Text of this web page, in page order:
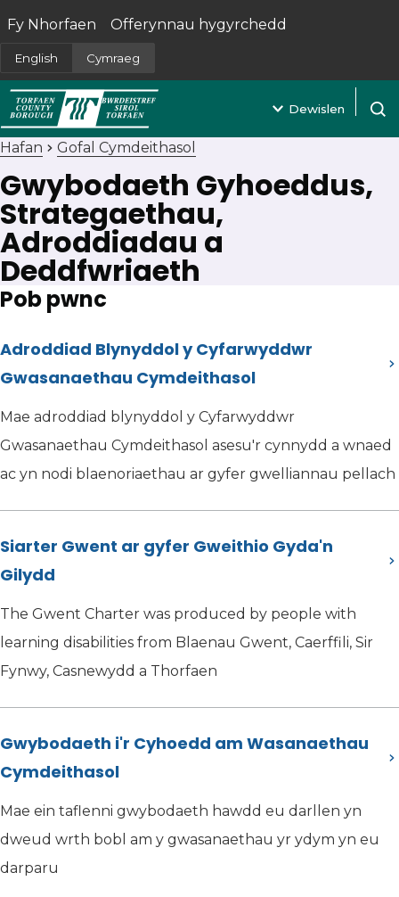
English Cymraeg
Fy Nhorfaen
(yn agor mewn tab newydd)
Offerynnau hygyrchedd
Dewislen
Hafan Gofal Cymdeithasol
Gwybodaeth Gyhoeddus,
Strategaethau,
Adroddiadau a
Deddfwriaeth
Pob pwnc
Adroddiad Blynyddol y Cyfarwyddwr
Gwasanaethau Cymdeithasol
Mae adroddiad blynyddol y Cyfarwyddwr
Gwasanaethau Cymdeithasol asesu'r cynnydd a wnaed
ac yn nodi blaenoriaethau ar gyfer gwelliannau pellach
Siarter Gwent ar gyfer Gweithio Gyda'n
Gilydd
The Gwent Charter was produced by people with
learning disabilities from Blaenau Gwent, Caerffili, Sir
Fynwy, Casnewydd a Thorfaen
Gwybodaeth i'r Cyhoedd am Wasanaethau
Cymdeithasol
Mae ein taflenni gwybodaeth hawdd eu darllen yn
dweud wrth bobl am y gwasanaethau yr ydym yn eu
darparu